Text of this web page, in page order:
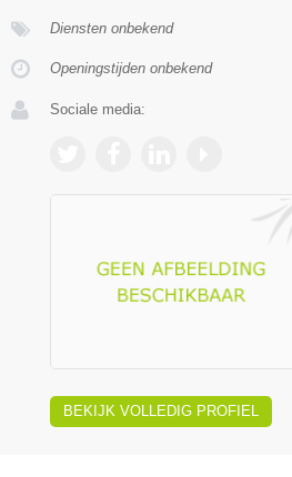
Diensten onbekend
Openingstijden onbekend
Sociale media:
BEKIJK VOLLEDIG PROFIEL